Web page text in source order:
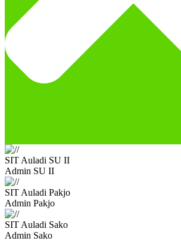
SIT Auladi SU II
Admin SU II
SIT Auladi Pakjo
Admin Pakjo
SIT Auladi Sako
Admin Sako